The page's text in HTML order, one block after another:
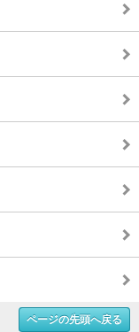
ページの先頭へ戻る